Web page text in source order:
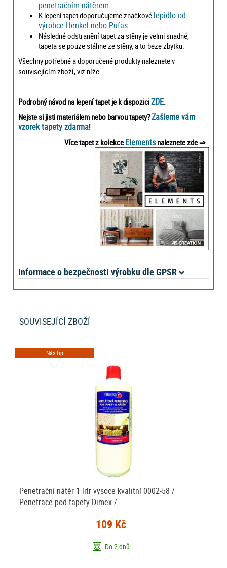
penetračním nátěrem.
K lepení tapet doporučujeme značkové lepidlo od
výrobce Henkel nebo Pufas.
Následné odstranění tapet za stěny je velmi snadné,
tapeta se pouze stáhne ze stěny, a to beze zbytku.
Všechny potřebné a doporučené produkty naleznete v
souvisejícím zboží, viz níže.
Podrobný návod na lepení tapet je k dispoziciZDE.
Nejste si jisti materiálem nebo barvou tapety?Zašleme vám
vzorek tapety zdarma!
Více tapet z kolekce Elementsnaleznete zde ⇒
Informace o bezpečnosti výrobku dle GPSR
SOUVISEJÍCÍ ZBOŽÍ
Náš tip
Penetrační nátěr 1 litr vysoce kvalitní 0002-58 /
Penetrace pod tapety Dimex /…
109 Kč
Do 2 dnů